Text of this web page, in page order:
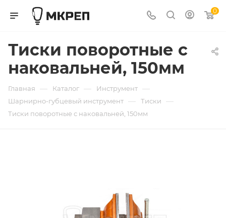
0
Тиски поворотные с
наковальней, 150мм
Главная — Каталог — Инструмент —
Шарнирно-губцевый инструмент — Тиски —
Тиски поворотные с наковальней, 150мм